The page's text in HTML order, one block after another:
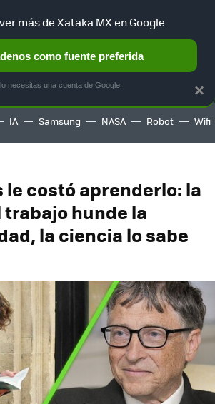
HOME AUTO TERRITORIO
IA Samsung NASA Robot Wifi
le costó aprenderlo: la
hunde la
la ciencia lo sabe
×
más de Xataka MX en Google
como fuente preferida
necesitas una cuenta de Google